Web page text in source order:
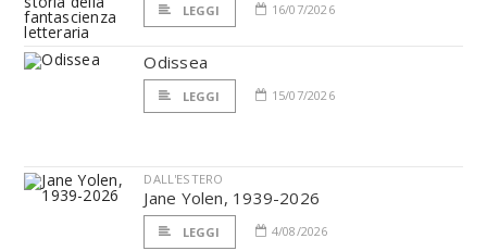
LEGGI 16/07/2026
Odissea
LEGGI 15/07/2026
DALL'ESTERO
Jane Yolen, 1939-2026
LEGGI 4/08/2026